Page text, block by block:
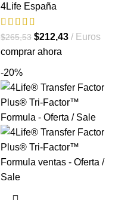
4Life España
$265,53 El
precio
$212,43ElEuros
comprar ahora
-20%